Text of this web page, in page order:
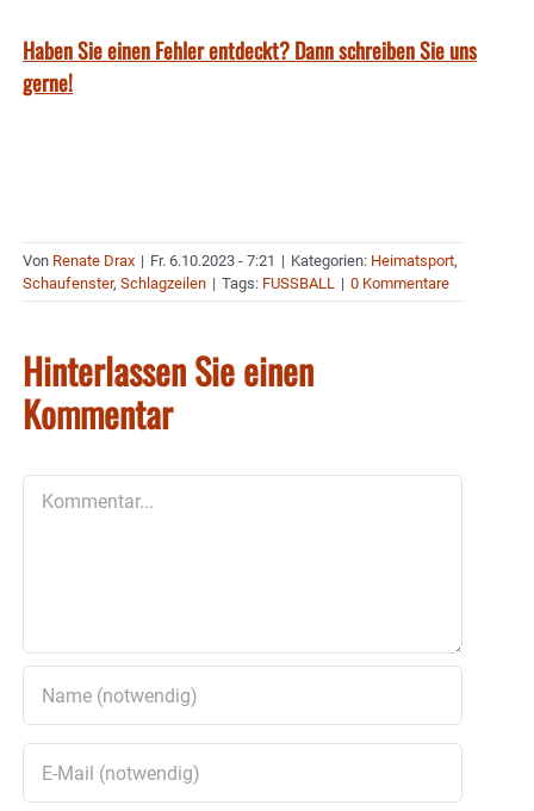
Haben Sie einen Fehler entdeckt? Dann schreiben Sie uns
gerne!
Von Renate Drax | Fr. 6.10.2023 - 7:21 | Kategorien: Heimatsport,
Schaufenster, Schlagzeilen | Tags: FUSSBALL | 0 Kommentare
Hinterlassen Sie einen
Kommentar